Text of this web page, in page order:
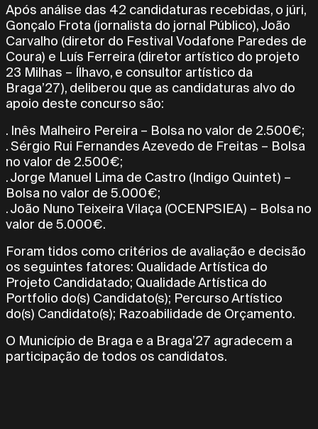
Após análise das 42 candidaturas recebidas, o júri,
Gonçalo Frota (jornalista do jornal Público), João
Carvalho (diretor do Festival Vodafone Paredes de
Coura) e Luís Ferreira (diretor artístico do projeto
23 Milhas – Ílhavo, e consultor artístico da
Braga’27), deliberou que as candidaturas alvo do
apoio deste concurso são:
. Inês Malheiro Pereira – Bolsa no valor de 2.500€;
. Sérgio Rui Fernandes Azevedo de Freitas – Bolsa
no valor de 2.500€;
. Jorge Manuel Lima de Castro (Indigo Quintet) –
Bolsa no valor de 5.000€;
. João Nuno Teixeira Vilaça (OCENPSIEA) – Bolsa no
valor de 5.000€.
Foram tidos como critérios de avaliação e decisão
os seguintes fatores: Qualidade Artística do
Projeto Candidatado; Qualidade Artística do
Portfolio do(s) Candidato(s); Percurso Artístico
do(s) Candidato(s); Razoabilidade de Orçamento.
O Município de Braga e a Braga’27 agradecem a
participação de todos os candidatos.